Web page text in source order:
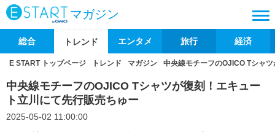
マガジン
総合 トレンド エンタメ 旅行 経済
E START トップページ トレンド マガジン 中央線モチーフのOJICO Tシャ
中央線モチーフのOJICO Tシャツが復刻！エキュー
ト立川にて先行販売ちゅー
2025-05-02 11:00:00